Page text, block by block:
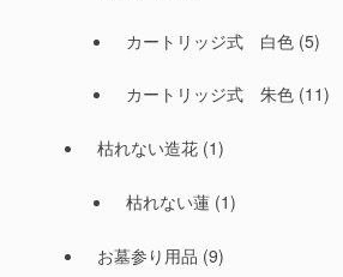
カートリッジ式 白色(5)
カートリッジ式 朱色(11)
枯れない造花 (1)
枯れない蓮(1)
お墓参り用品 (9)